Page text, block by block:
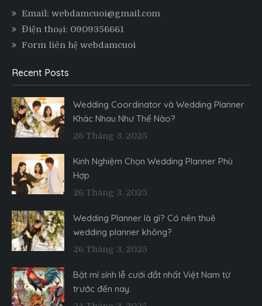
Email: webdamcuoi@gmail.com
Điện thoại: 0909356661
Form liên hệ webdamcuoi
Recent Posts
Wedding Coordinator và Wedding Planner
Khác Nhau Như Thế Nào?
26 Tháng 3, 2025
Kinh Nghiệm Chọn Wedding Planner Phù
Hợp
26 Tháng 3, 2025
Wedding Planner là gì? Có nên thuê
wedding planner không?
26 Tháng 3, 2025
Bật mí sính lễ cưới đắt nhất Việt Nam từ
trước đến nay.